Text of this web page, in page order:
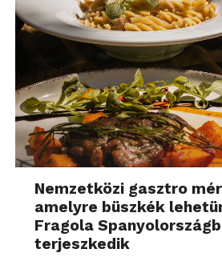
Nemzetközi gasztro
amelyre büszkék
Fragola
terjeszkedik